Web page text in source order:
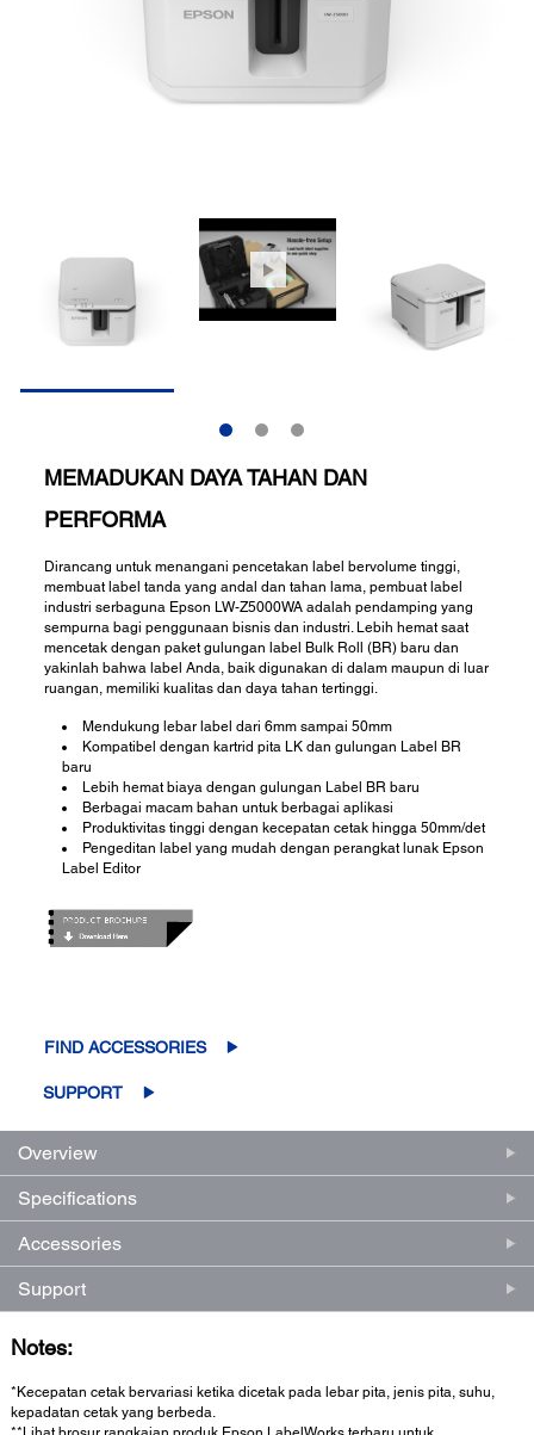
MEMADUKAN DAYA TAHAN DAN
PERFORMA
Dirancang untuk menangani pencetakan label bervolume tinggi,
membuat label tanda yang andal dan tahan lama, pembuat label
industri serbaguna Epson LW-Z5000WA adalah pendamping yang
sempurna bagi penggunaan bisnis dan industri. Lebih hemat saat
mencetak dengan paket gulungan label Bulk Roll (BR) baru dan
yakinlah bahwa label Anda, baik digunakan di dalam maupun di luar
ruangan, memiliki kualitas dan daya tahan tertinggi.
Mendukung lebar label dari 6mm sampai 50mm
Kompatibel dengan kartrid pita LK dan gulungan Label BR
baru
Lebih hemat biaya dengan gulungan Label BR baru
Berbagai macam bahan untuk berbagai aplikasi
Produktivitas tinggi dengan kecepatan cetak hingga 50mm/det
Pengeditan label yang mudah dengan perangkat lunak Epson
Label Editor
FIND ACCESSORIES
SUPPORT
Overview
Specifications
Accessories
Support
Notes:
*Kecepatan cetak bervariasi ketika dicetak pada lebar pita, jenis pita, suhu,
kepadatan cetak yang berbeda.